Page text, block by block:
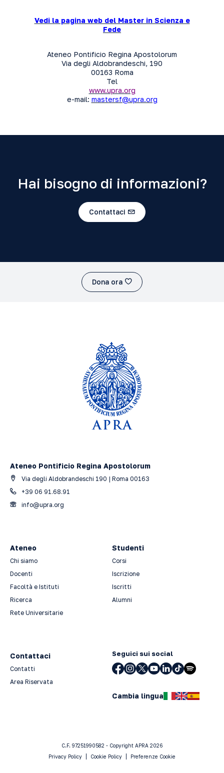
Vedi la pagina web del Master in Scienza e
Fede
Ateneo Pontificio Regina Apostolorum
Via degli Aldobrandeschi, 190
00163 Roma
Tel
www.upra.org
e-mail: mastersf@upra.org
Hai bisogno di informazioni?
Contattaci
Dona ora
Ateneo Pontificio Regina Apostolorum
Via degli Aldobrandeschi 190 | Roma 00163
+39 06 91.68.91
info@upra.org
Ateneo
Chi siamo
Docenti
Facoltà e Istituti
Ricerca
Rete Universitarie
Studenti
Corsi
Iscrizione
Iscritti
Alumni
Contattaci
Contatti
Area Riservata
Seguici sui social
Cambia lingua
C.F. 97251990582 - Copyright APRA 2026
Privacy Policy
Cookie Policy Preferenze Cookie